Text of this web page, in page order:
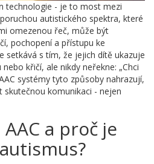
technologie - je to most mezi
autistického spektra, které
omezenou řeč, může být
pochopení a přístupu ke
setkává s tím, že jejich dítě ukazuje
křičí, ale nikdy neřekne: „Chci
systémy tyto způsoby nahrazují,
komunikaci - nejen
a proč je